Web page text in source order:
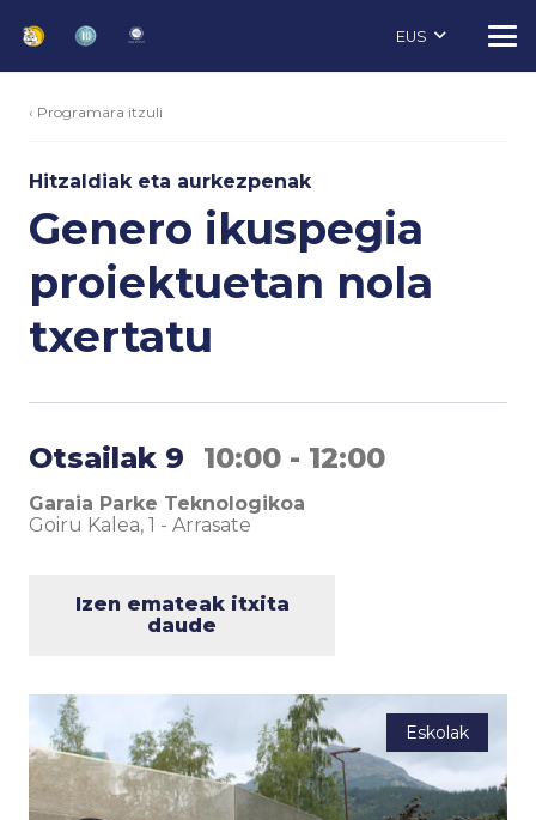
EUS
‹ Programara itzuli
Hitzaldiak eta aurkezpenak
Genero ikuspegia
proiektuetan nola
txertatu
Otsailak 9 10:00 - 12:00
Garaia Parke Teknologikoa
Goiru Kalea, 1 - Arrasate
Izen emateak itxita
daude
Eskolak